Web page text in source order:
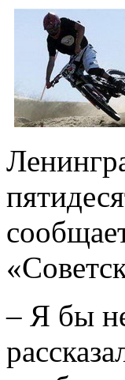
– Я бы